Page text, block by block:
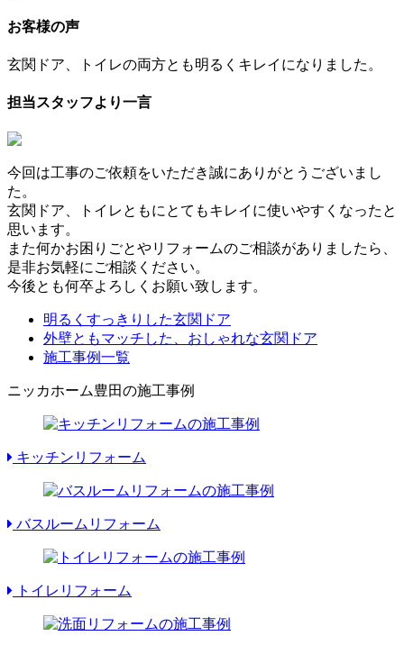
お客様の声
玄関ドア、トイレの両方とも明るくキレイになりました。
担当スタッフより一言
今回は工事のご依頼をいただき誠にありがとうございまし
た。
玄関ドア、トイレともにとてもキレイに使いやすくなったと
思います。
また何かお困りごとやリフォームのご相談がありましたら、
是非お気軽にご相談ください。
今後とも何卒よろしくお願い致します。
明るくすっきりした玄関ドア
外壁ともマッチした、おしゃれな玄関ドア
施工事例一覧
ニッカホーム豊田の施工事例
キッチンリフォーム
バスルームリフォーム
トイレリフォーム